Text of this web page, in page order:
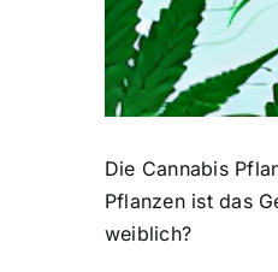
Die Cannabis
Pflanzen ist das
weiblich?